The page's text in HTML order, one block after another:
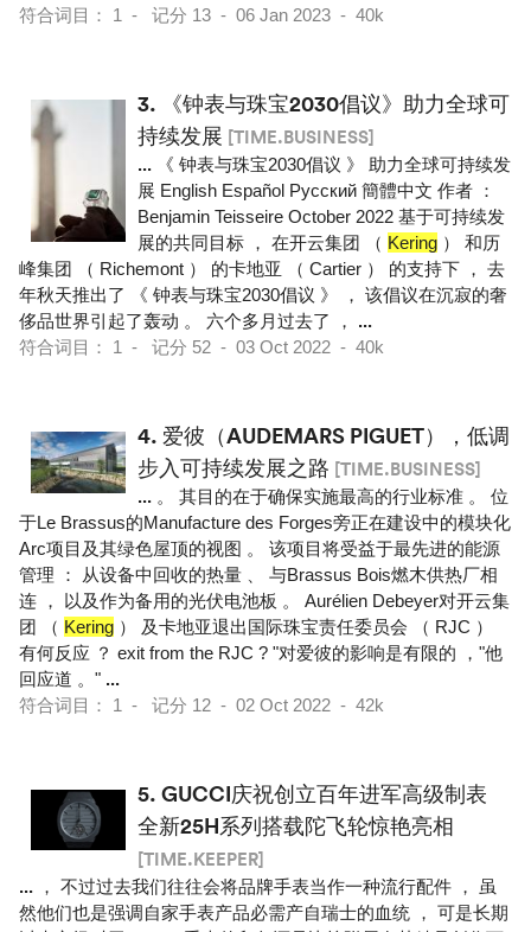
符合词目： 1 - 记分 13 - 06 Jan 2023 - 40k
3.
《钟表与珠宝2030倡议》助力全球可
持续发展 [TIME.BUSINESS]
... 《 钟表与珠宝2030倡议 》 助力全球可持续发
展 English Español Pусский 簡體中文 作者 ：
Benjamin Teisseire October 2022 基于可持续发
展的共同目标 ， 在开云集团 （ Kering ） 和历
峰集团 （ Richemont ） 的卡地亚 （ Cartier ） 的支持下 ， 去
年秋天推出了 《 钟表与珠宝2030倡议 》 ， 该倡议在沉寂的奢
侈品世界引起了轰动 。 六个多月过去了 ， ...
符合词目： 1 - 记分 52 - 03 Oct 2022 - 40k
4. 爱彼（AUDEMARS PIGUET），低调
步入可持续发展之路 [TIME.BUSINESS]
... 。 其目的在于确保实施最高的行业标准 。 位
于Le Brassus的Manufacture des Forges旁正在建设中的模块化
Arc项目及其绿色屋顶的视图 。 该项目将受益于最先进的能源
管理 ： 从设备中回收的热量 、 与Brassus Bois燃木供热厂相
连 ， 以及作为备用的光伏电池板 。 Aurélien Debeyer对开云集
团 （ Kering ） 及卡地亚退出国际珠宝责任委员会 （ RJC ）
有何反应 ？ exit from the RJC ? "对爱彼的影响是有限的 ，"他
回应道 。" ...
符合词目： 1 - 记分 12 - 02 Oct 2022 - 42k
5. GUCCI庆祝创立百年进军高级制表
全新25H系列搭载陀飞轮惊艳亮相
[TIME.KEEPER]
... ， 不过过去我们往往会将品牌手表当作一种流行配件 ， 虽
然他们也是强调自家手表产品必需产自瑞士的血统 ， 可是长期